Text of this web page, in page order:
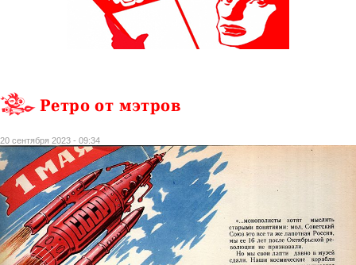
Ретро от мэтров
20 сентября 2023 - 09:34